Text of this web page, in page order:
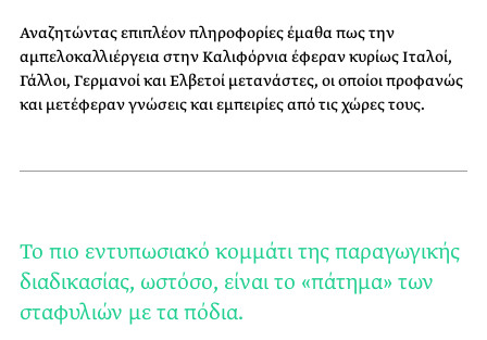
Αναζητώντας επιπλέον πληροφορίες έμαθα πως την
αμπελοκαλλιέργεια στην Καλιφόρνια έφεραν κυρίως Ιταλοί,
Γάλλοι, Γερμανοί και Ελβετοί μετανάστες, οι οποίοι προφανώς
και μετέφεραν γνώσεις και εμπειρίες από τις χώρες τους.
Το πιο εντυπωσιακό κομμάτι της παραγωγικής
διαδικασίας, ωστόσο, είναι το «πάτημα» των
σταφυλιών με τα πόδια.